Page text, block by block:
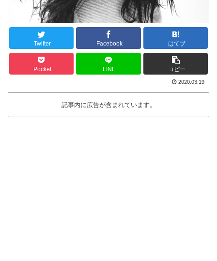
Twitter Facebook はてブ
Pocket LINE コピー
2020.03.19
記事内に広告が含まれています。